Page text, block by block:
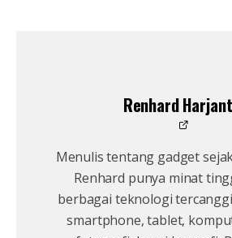
Renhard
Menulis tentang gadget
Renhard punya minat
berbagai teknologi
smartphone, tablet,